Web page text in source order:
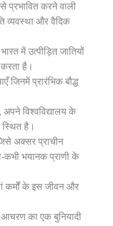
प्रभावित करने वाली
व्यवस्था और वैदिक
में उत्पीड़ित जातियों
है।
जिनमें प्रारंभिक बौद्ध
विश्वविद्यालय के
स्थित है।
अक्सर प्राचीन
कभी भयानक प्राणी के
कर्मों के इस जीवन और
आचरण का एक बुनियादी